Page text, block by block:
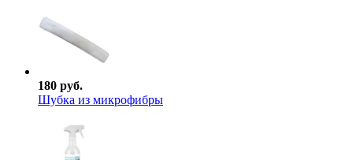
180 руб.
Шубка из микрофибры